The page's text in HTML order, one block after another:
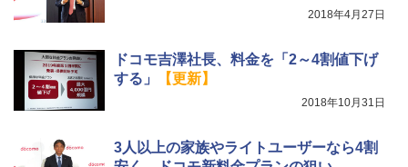
2018年4月27日
ドコモ吉澤社長、料金を「2～4割値下げ
する」
【更新】
2018年10月31日
3人以上の家族やライトユーザーなら4割